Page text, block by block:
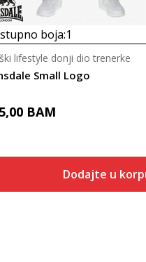
boja:1
Small Logo
lifestyle donji dio trenerke
BAM
Dodajte u